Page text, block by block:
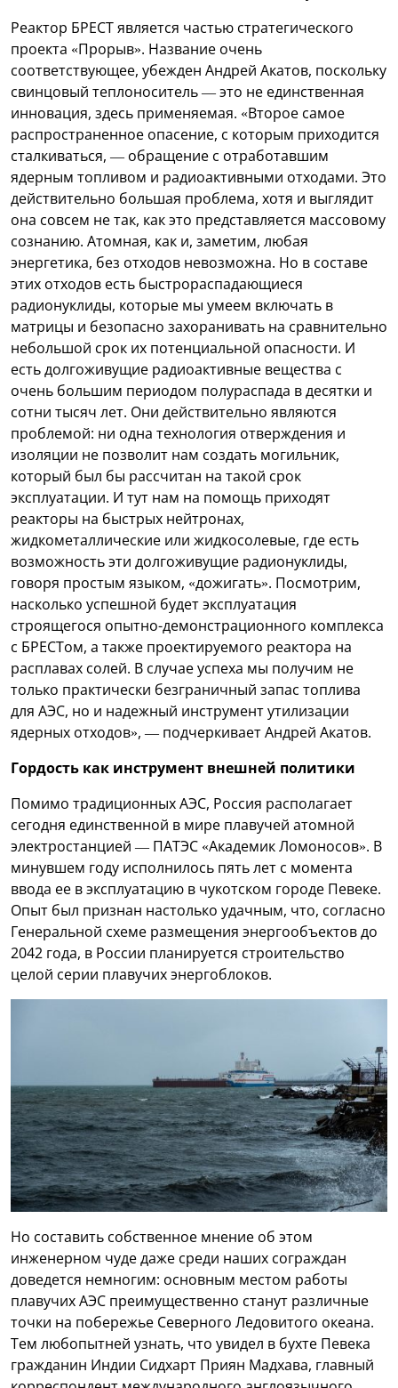
Реактор БРЕСТ является частью стратегического
проекта «Прорыв». Название очень
соответствующее, убежден Андрей Акатов, поскольку
свинцовый теплоноситель — это не единственная
инновация, здесь применяемая. «Второе самое
распространенное опасение, с которым приходится
сталкиваться, — обращение с отработавшим
ядерным топливом и радиоактивными отходами. Это
действительно большая проблема, хотя и выглядит
она совсем не так, как это представляется массовому
сознанию. Атомная, как и, заметим, любая
энергетика, без отходов невозможна. Но в составе
этих отходов есть быстрораспадающиеся
радионуклиды, которые мы умеем включать в
матрицы и безопасно захоранивать на сравнительно
небольшой срок их потенциальной опасности. И
есть долгоживущие радиоактивные вещества с
очень большим периодом полураспада в десятки и
сотни тысяч лет. Они действительно являются
проблемой: ни одна технология отверждения и
изоляции не позволит нам создать могильник,
который был бы рассчитан на такой срок
эксплуатации. И тут нам на помощь приходят
реакторы на быстрых нейтронах,
жидкометаллические или жидкосолевые, где есть
возможность эти долгоживущие радионуклиды,
говоря простым языком, «дожигать». Посмотрим,
насколько успешной будет эксплуатация
строящегося опытно-демонстрационного комплекса
с БРЕСТом, а также проектируемого реактора на
расплавах солей. В случае успеха мы получим не
только практически безграничный запас топлива
для АЭС, но и надежный инструмент утилизации
ядерных отходов», — подчеркивает Андрей Акатов.
Гордость как инструмент внешней политики
Помимо традиционных АЭС, Россия располагает
сегодня единственной в мире плавучей атомной
электростанцией — ПАТЭС «Академик Ломоносов». В
минувшем году исполнилось пять лет с момента
ввода ее в эксплуатацию в чукотском городе Певеке.
Опыт был признан настолько удачным, что, согласно
Генеральной схеме размещения энергообъектов до
2042 года, в России планируется строительство
целой серии плавучих энергоблоков.
Но составить собственное мнение об этом
инженерном чуде даже среди наших сограждан
доведется немногим: основным местом работы
плавучих АЭС преимущественно станут различные
точки на побережье Северного Ледовитого океана.
Тем любопытней узнать, что увидел в бухте Певека
гражданин Индии Сидхарт Приян Мадхава, главный